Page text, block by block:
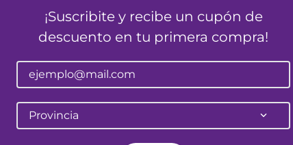
¡Suscribite y recibe un cupón de
descuento en tu primera compra!
Provincia